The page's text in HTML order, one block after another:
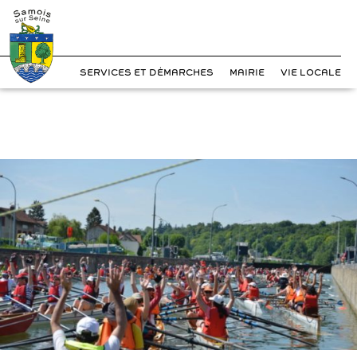
?>
Skip
to
content
SERVICES ET DÉMARCHES MAIRIE VIE LOCALE
Cookies management panel